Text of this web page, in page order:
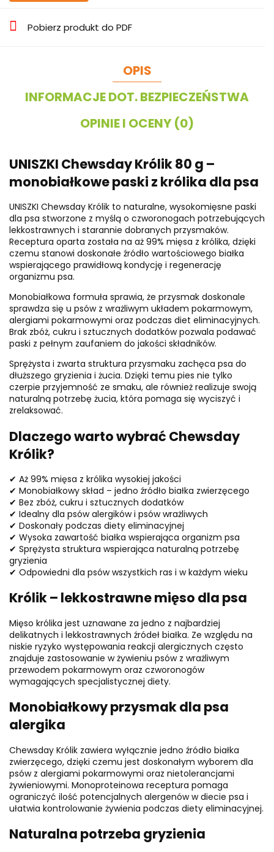
Pobierz produkt do PDF
OPIS
INFORMACJE DOT. BEZPIECZEŃSTWA
OPINIE I OCENY (0)
UNISZKI Chewsday Królik 80 g –
monobiałkowe paski z królika dla psa
UNISZKI Chewsday Królik to naturalne, wysokomięsne paski
dla psa stworzone z myślą o czworonogach potrzebujących
lekkostrawnych i starannie dobranych przysmaków.
Receptura oparta została na aż 99% mięsa z królika, dzięki
czemu stanowi doskonałe źródło wartościowego białka
wspierającego prawidłową kondycję i regenerację
organizmu psa.
Monobiałkowa formuła sprawia, że przysmak doskonale
sprawdza się u psów z wrażliwym układem pokarmowym,
alergiami pokarmowymi oraz podczas diet eliminacyjnych.
Brak zbóż, cukru i sztucznych dodatków pozwala podawać
paski z pełnym zaufaniem do jakości składników.
Sprężysta i zwarta struktura przysmaku zachęca psa do
dłuższego gryzienia i żucia. Dzięki temu pies nie tylko
czerpie przyjemność ze smaku, ale również realizuje swoją
naturalną potrzebę żucia, która pomaga się wyciszyć i
zrelaksować.
Dlaczego warto wybrać Chewsday
Królik?
✔ Aż 99% mięsa z królika wysokiej jakości
✔ Monobiałkowy skład – jedno źródło białka zwierzęcego
✔ Bez zbóż, cukru i sztucznych dodatków
✔ Idealny dla psów alergików i psów wrażliwych
✔ Doskonały podczas diety eliminacyjnej
✔ Wysoka zawartość białka wspierająca organizm psa
✔ Sprężysta struktura wspierająca naturalną potrzebę
gryzienia
✔ Odpowiedni dla psów wszystkich ras i w każdym wieku
Królik – lekkostrawne mięso dla psa
Mięso królika jest uznawane za jedno z najbardziej
delikatnych i lekkostrawnych źródeł białka. Ze względu na
niskie ryzyko występowania reakcji alergicznych często
znajduje zastosowanie w żywieniu psów z wrażliwym
przewodem pokarmowym oraz czworonogów
wymagających specjalistycznej diety.
Monobiałkowy przysmak dla psa
alergika
Chewsday Królik zawiera wyłącznie jedno źródło białka
zwierzęcego, dzięki czemu jest doskonałym wyborem dla
psów z alergiami pokarmowymi oraz nietolerancjami
żywieniowymi. Monoproteinowa receptura pomaga
ograniczyć ilość potencjalnych alergenów w diecie psa i
ułatwia kontrolowanie żywienia podczas diety eliminacyjnej.
Naturalna potrzeba gryzienia